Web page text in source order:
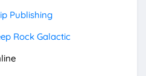
Publishing
Rock Galactic